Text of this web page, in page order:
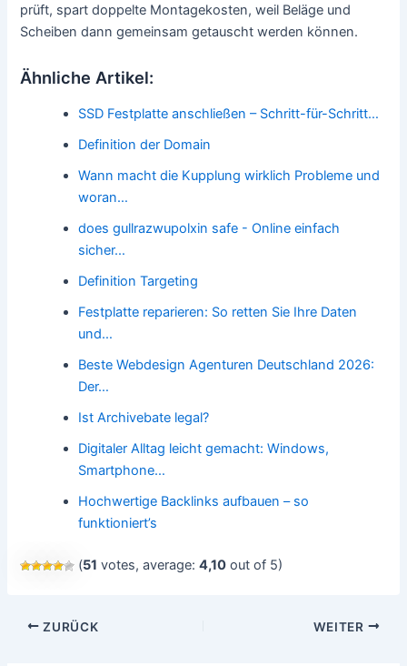
prüft, spart doppelte Montagekosten, weil Beläge und
Scheiben dann gemeinsam getauscht werden können.
Ähnliche Artikel:
SSD Festplatte anschließen – Schritt-für-Schritt…
Definition der Domain
Wann macht die Kupplung wirklich Probleme und
woran…
does gullrazwupolxin safe - Online einfach
sicher…
Definition Targeting
Festplatte reparieren: So retten Sie Ihre Daten
und…
Beste Webdesign Agenturen Deutschland 2026:
Der…
Ist Archivebate legal?
Digitaler Alltag leicht gemacht: Windows,
Smartphone…
Hochwertige Backlinks aufbauen – so
funktioniert’s
(51 votes, average:4,10 out of 5)
Beitragsnavigation
ZURÜCK WEITER